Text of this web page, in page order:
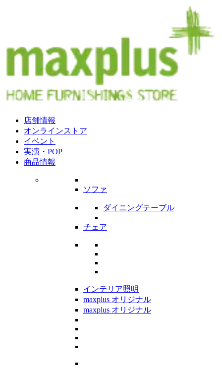
店舗情報
オンラインストア
イベント
実演・POP
商品情報
ソファ
ダイニングテーブル
チェア
インテリア照明
maxplus オリジナル
maxplus オリジナル